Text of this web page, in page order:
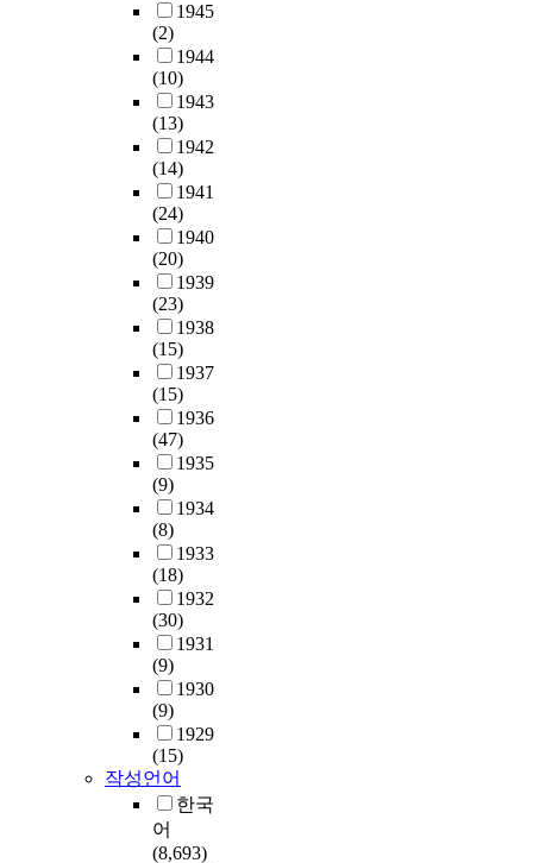
1945
(2)
1944
(10)
1943
(13)
1942
(14)
1941
(24)
1940
(20)
1939
(23)
1938
(15)
1937
(15)
1936
(47)
1935
(9)
1934
(8)
1933
(18)
1932
(30)
1931
(9)
1930
(9)
1929
(15)
작성언어
한국
어
(8,693)